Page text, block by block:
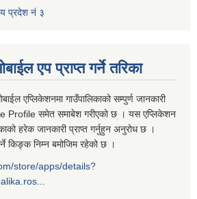
प्रदेश नं ३
एप प्राप्त गर्ने तरिका
एप्लिकेशनमा गाउँपालिकाको सम्पुर्ण जानकारी
Profile समेत समाबेश गरीएको छ । यस एप्लिकेशन
हरेक जानकारी प्राप्त गर्नुहुन अनुरोध छ ।
किङ्क निम्न बमोजिम रहेको छ ।
store/apps/details?